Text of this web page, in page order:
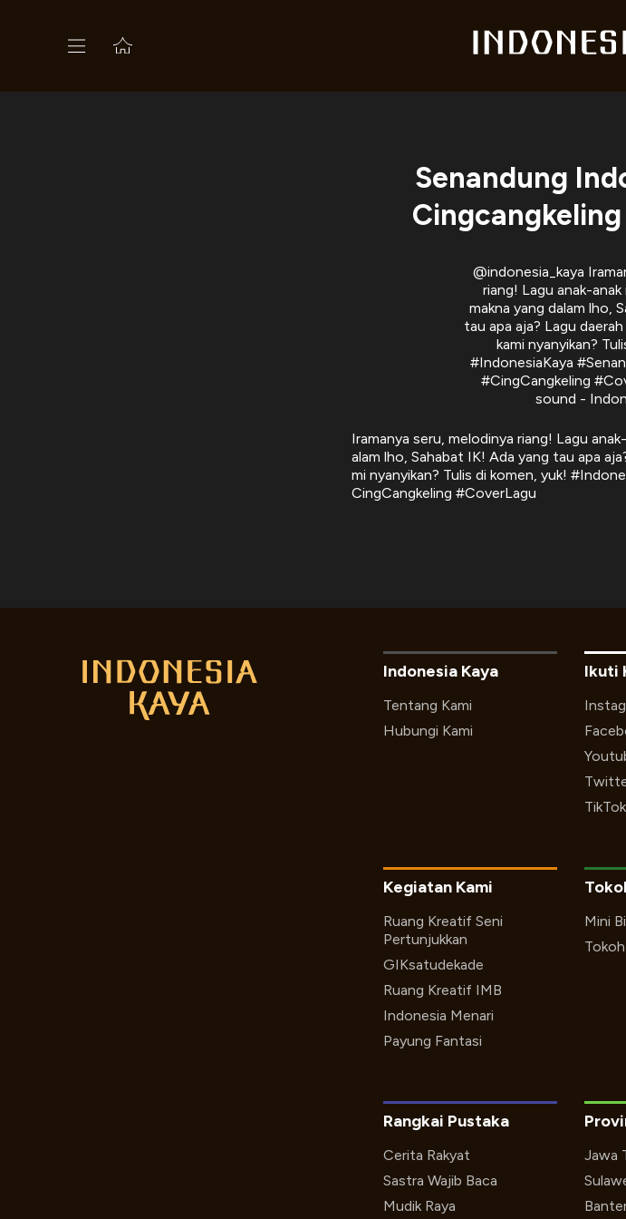
Senandung
@indonesia_kaya
riang! Lagu anak-
makna yang dalam lho,
tau apa aja? Lagu
kami nyanyikan?
#IndonesiaKaya
#CingCangkeling
sound -
Iramanya seru, melodinya riang! Lagu
alam lho, Sahabat IK! Ada yang tau apa
mi nyanyikan? Tulis di komen, yuk!
CingCangkeling #CoverLagu
Indonesia Kaya
Tentang Kami
Hubungi Kami
Ikuti
TikTok
Kegiatan Kami
Ruang Kreatif Seni
Pertunjukkan
GIKsatudekade
Ruang Kreatif IMB
Indonesia Menari
Payung Fantasi
Mini
Tokoh
Rangkai Pustaka
Cerita Rakyat
Sastra Wajib Baca
Mudik Raya
Jawa